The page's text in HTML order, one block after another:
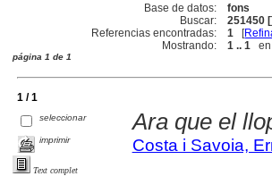
Base de datos:
fons
Buscar:
251450
Referencias encontradas:
1 [
Mostrando:
1 .. 1 en
página 1 de 1
1 / 1
seleccionar
imprimir
Text complet
Ara que el
Costa i Savoia,